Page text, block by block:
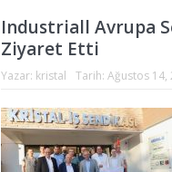
Industriall Avrupa
Ziyaret Etti
Yazar: kristal Tarih: Ağustos 14,